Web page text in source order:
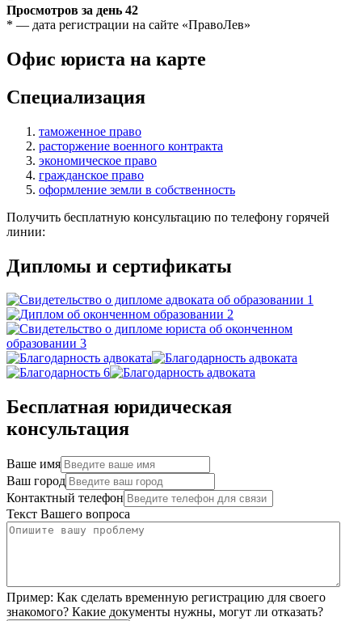
Просмотров за день 42
* — дата регистрации на сайте «ПравоЛев»
Офис юриста на карте
Специализация
таможенное право
расторжение военного контракта
экономическое право
гражданское право
оформление земли в собственность
Получить бесплатную консультацию по телефону горячей
линии:
Дипломы и сертификаты
Бесплатная юридическая
консультация
Ваше имя
Ваш город
Контактный телефон
Текст Вашего вопроса
Пример: Как сделать временную регистрацию для своего
знакомого? Какие документы нужны, могут ли отказать?